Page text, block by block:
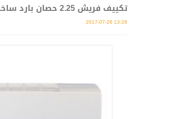
تكييف فريش 2.25 حصان بارد ساخن بلازما
2017-07-26 13:28